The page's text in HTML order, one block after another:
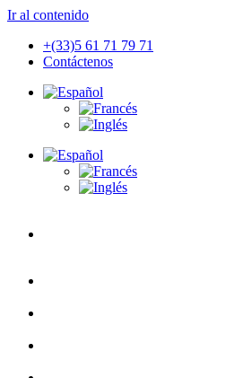
Ir al contenido
+(33)5 61 71 79 71
Contáctenos